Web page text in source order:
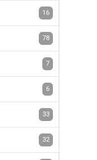
16
78
7
6
33
32